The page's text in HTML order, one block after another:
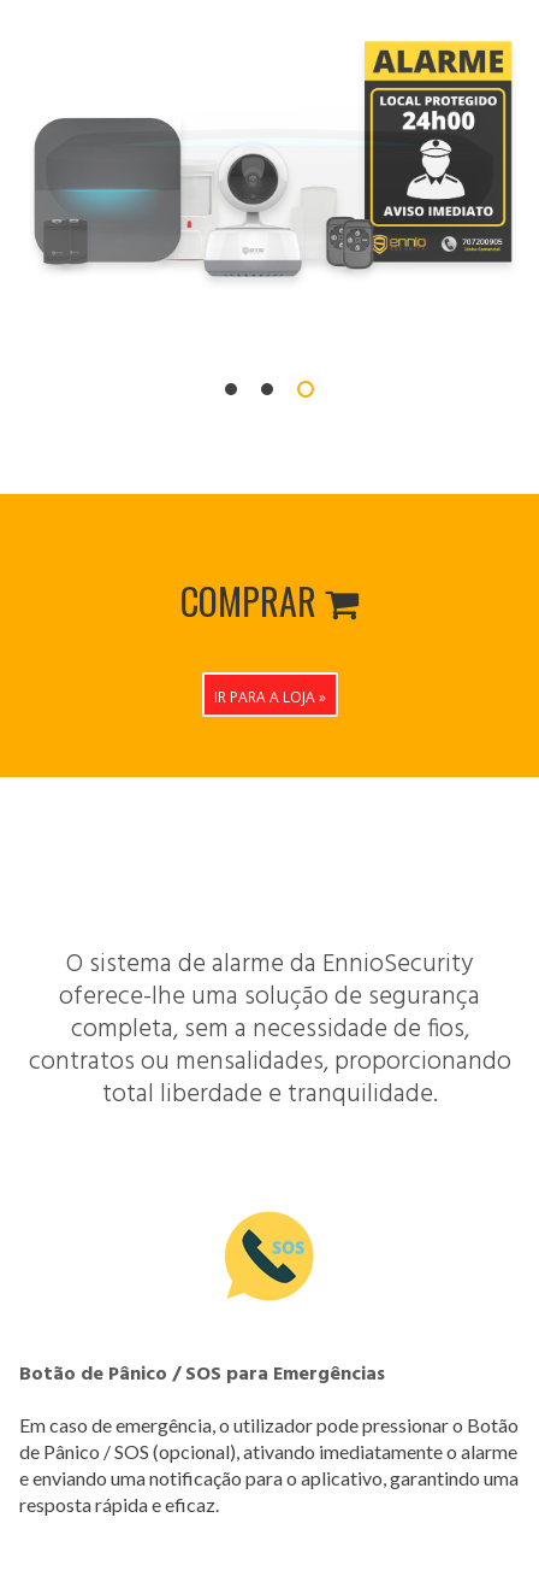
COMPRAR 
IR PARA A LOJA »
O sistema de alarme da EnnioSecurity
oferece-lhe uma solução de segurança
completa, sem a necessidade de fios,
contratos ou mensalidades, proporcionando
total liberdade e tranquilidade.
Botão de Pânico / SOS para Emergências
Em caso de emergência, o utilizador pode pressionar o Botão
de Pânico / SOS (opcional), ativando imediatamente o alarme
e enviando uma notificação para o aplicativo, garantindo uma
resposta rápida e eficaz.